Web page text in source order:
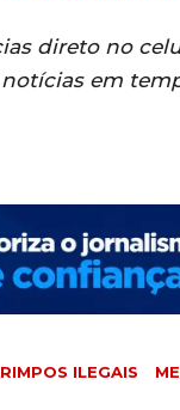
direto no
em
ILEGAIS